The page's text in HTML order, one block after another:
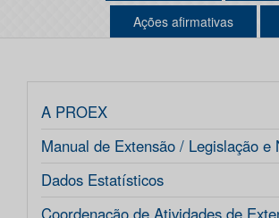
Ações afirmativas
A PROEX
Manual de Extensão / Legislação e
Dados Estatísticos